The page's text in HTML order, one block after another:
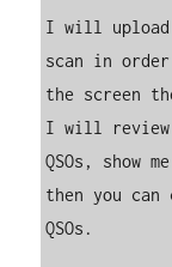
I will upload
scan in
the screen
I will review
QSOs, show
then you
QSOs.